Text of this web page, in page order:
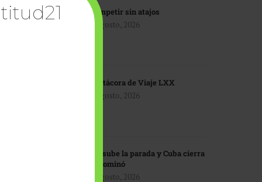
Competir sin atajos
4 agosto, 2026
Bitácora de Viaje LXX
3 agosto, 2026
EU sube la parada y Cuba cierra
el dominó
3 agosto, 2026